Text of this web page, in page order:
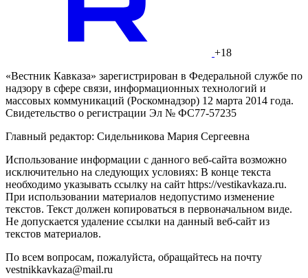
+18
«Вестник Кавказа» зарегистрирован в Федеральной службе по
надзору в сфере связи, информационных технологий и
массовых коммуникаций (Роскомнадзор) 12 марта 2014 года.
Свидетельство о регистрации Эл № ФС77-57235
Главный редактор: Сидельникова Мария Сергеевна
Использование информации с данного веб-сайта возможно
исключительно на следующих условиях: В конце текста
необходимо указывать ссылку на сайт https://vestikavkaza.ru.
При использовании материалов недопустимо изменение
текстов. Текст должен копироваться в первоначальном виде.
Не допускается удаление ссылки на данный веб-сайт из
текстов материалов.
По всем вопросам, пожалуйста, обращайтесь на почту
vestnikkavkaza@mail.ru